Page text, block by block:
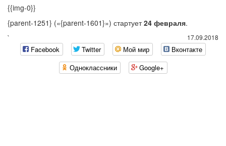
{{img-0}}
{parent-1251} («{parent-1601}») стартует24 февраля.
17.09.2018
`
Facebook Twitter Мой мир
Вконтакте
Одноклассники
Google+